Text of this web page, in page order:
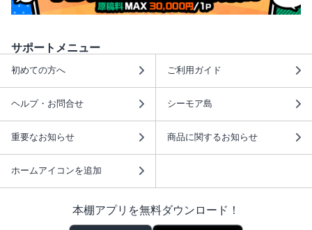
サポートメニュー
初めての方へ ご利用ガイド
ヘルプ・お問合せ シーモア島
重要なお知らせ 商品に関するお知らせ
ホームアイコンを追加
本棚アプリを無料ダウンロード！